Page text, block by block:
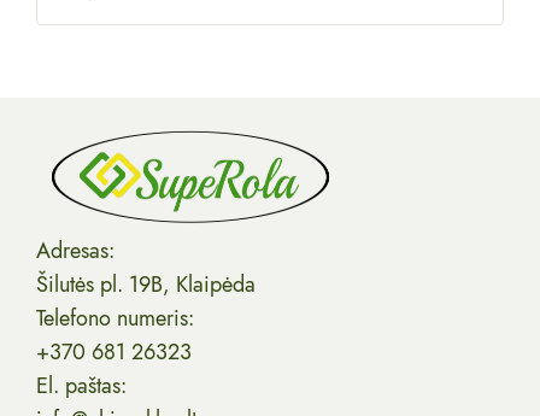
Adresas:
Šilutės pl. 19B, Klaipėda
Telefono numeris:
+370 681 26323
El. paštas: